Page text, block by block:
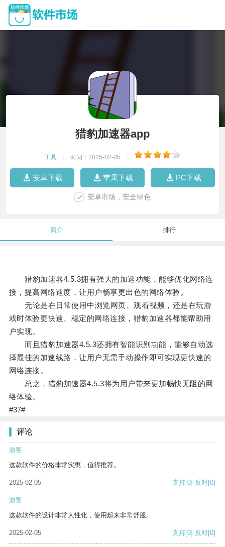
猎豹加速器app
工具 时间：2025-02-05
安卓下载 苹果下载 PC下载
安卓市场，安全绿色
简介 排行
猎豹加速器4.5.3拥有强大的加速功能，能够优化网络连
接，提高网络速度，让用户畅享更出色的网络体验。
无论是在日常使用中浏览网页、观看视频，还是在玩游
戏时体验更快速、稳定的网络连接，猎豹加速器都能帮助用
户实现。
而且猎豹加速器4.5.3还拥有智能识别功能，能够自动选
择最佳的加速线路，让用户无需手动操作即可实现更快速的
网络连接。
总之，猎豹加速器4.5.3将为用户带来更加畅快无阻的网
络体验。
#37#
评论
游客
这款软件的价格非常实惠，值得推荐。
2025-02-05 支持[0] 反对[0]
游客
这款软件的设计非常人性化，使用起来非常舒服。
2025-02-05 支持[0] 反对[0]